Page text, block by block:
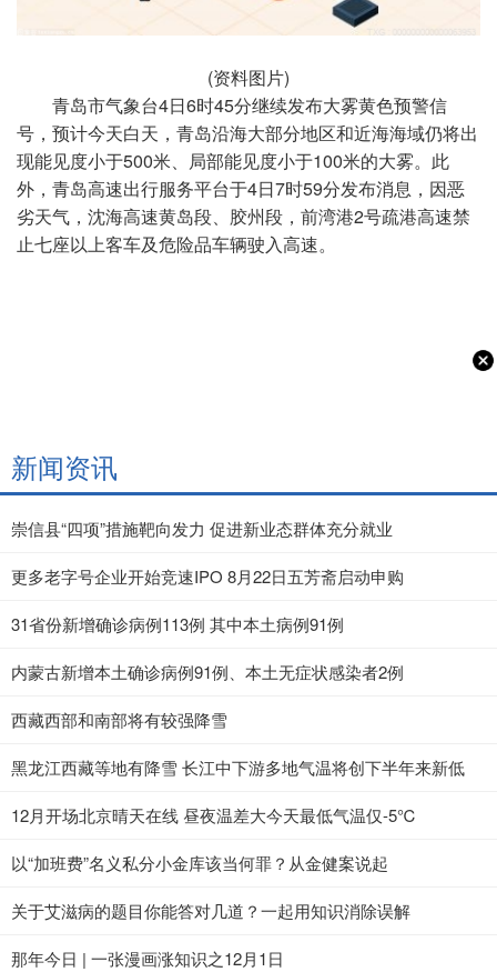
(资料图片)
青岛市气象台4日6时45分继续发布大雾黄色预警信
号，预计今天白天，青岛沿海大部分地区和近海海域仍将出
现能见度小于500米、局部能见度小于100米的大雾。此
外，青岛高速出行服务平台于4日7时59分发布消息，因恶
劣天气，沈海高速黄岛段、胶州段，前湾港2号疏港高速禁
止七座以上客车及危险品车辆驶入高速。
新闻资讯
崇信县“四项”措施靶向发力 促进新业态群体充分就业
更多老字号企业开始竞速IPO 8月22日五芳斋启动申购
31省份新增确诊病例113例 其中本土病例91例
内蒙古新增本土确诊病例91例、本土无症状感染者2例
西藏西部和南部将有较强降雪
黑龙江西藏等地有降雪 长江中下游多地气温将创下半年来新低
12月开场北京晴天在线 昼夜温差大今天最低气温仅-5℃
以“加班费”名义私分小金库该当何罪？从金健案说起
关于艾滋病的题目你能答对几道？一起用知识消除误解
那年今日 | 一张漫画涨知识之12月1日